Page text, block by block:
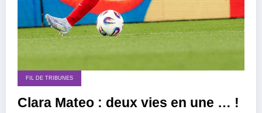
FIL DE TRIBUNES
Clara Mateo : deux vies en une … !